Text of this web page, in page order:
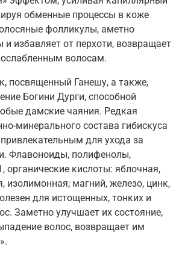
обменные процессы в коже
фолликулы, аметно
и избавляет от перхоти, возвращает
волосам.
посвященный Ганешу, а также,
Богини Дурги, способной
дамские чаяния. Редкая
минерального состава гибискуса
для ухода за
Флавоноиды, полифенолы,
органические кислоты: яблочная,
изолимонная; магний, железо, цинк,
для истощенных, тонких и
Заметно улучшает их состояние,
волос, возвращает им